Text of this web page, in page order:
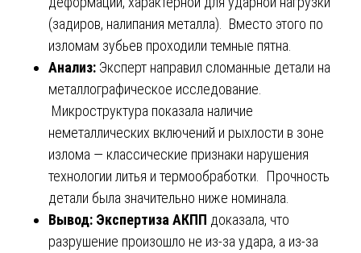
(задиров, налипания металла). Вместо этого по
изломам зубьев проходили темные пятна.
Анализ: Эксперт направил сломанные детали на
металлографическое исследование.
Микроструктура показала наличие
неметаллических включений и рыхлости в зоне
излома — классические признаки нарушения
технологии литья и термообработки. Прочность
детали была значительно ниже номинала.
Вывод: Экспертиза АКПП доказала, что
разрушение произошло не из-за удара, а из-за